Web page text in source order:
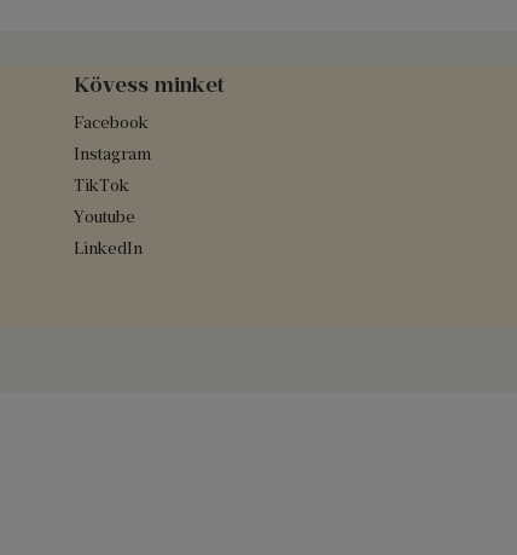
Kövess minket
Facebook
Instagram
TikTok
Youtube
LinkedIn